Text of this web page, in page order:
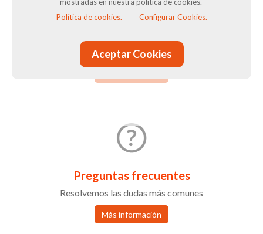
Términos y condiciones tienda online
Preguntas frecuentes
Resolvemos las dudas más comunes
Más información
Política de cookies.
Configurar Cookies.
Aceptar Cookies